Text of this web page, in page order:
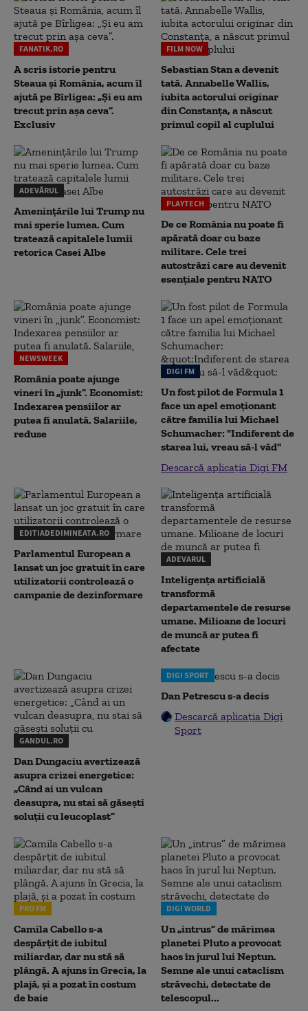
FANATIK.RO
A scris istorie pentru
Steaua și România, acum îl
ajută pe Bîrligea: „Și eu am
trecut prin așa ceva”.
Exclusiv
FILM NOW
Sebastian Stan a devenit
tată. Annabelle Wallis,
iubita actorului originar
din Constanța, a născut
primul copil al cuplului
ADEVĂRUL
Amenințările lui Trump nu
mai sperie lumea. Cum
tratează capitalele lumii
retorica Casei Albe
PLAYTECH
De ce România nu poate fi
apărată doar cu baze
militare. Cele trei
autostrăzi care au devenit
esențiale pentru NATO
NEWSWEEK
România poate ajunge
vineri în „junk”. Economist:
Indexarea pensiilor ar
putea fi anulată. Salariile,
reduse
DIGI FM
Un fost pilot de Formula 1
face un apel emoționant
către familia lui Michael
Schumacher: "Indiferent de
starea lui, vreau să-l văd"
Descarcă aplicația Digi FM
EDITIADEDIMINEATA.RO
Parlamentul European a
lansat un joc gratuit în care
utilizatorii controlează o
campanie de dezinformare
ADEVARUL
Inteligența artificială
transformă
departamentele de resurse
umane. Milioane de locuri
de muncă ar putea fi
afectate
GANDUL.RO
Dan Dungaciu avertizează
asupra crizei energetice:
„Când ai un vulcan
deasupra, nu stai să găsești
soluții cu leucoplast”
DIGI SPORT
Dan Petrescu s-a decis
Descarcă aplicația Digi
Sport
PRO FM
Camila Cabello s-a
despărțit de iubitul
miliardar, dar nu stă să
plângă. A ajuns în Grecia, la
plajă, și a pozat în costum
de baie
DIGI WORLD
Un „intrus” de mărimea
planetei Pluto a provocat
haos în jurul lui Neptun.
Semne ale unui cataclism
străvechi, detectate de
telescopul...